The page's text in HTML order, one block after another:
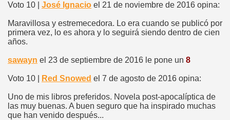
Voto 10 | José Ignacio el 21 de noviembre de 2016 opina:
Maravillosa y estremecedora. Lo era cuando se publicó por
primera vez, lo es ahora y lo seguirá siendo dentro de cien
años.
sawayn el 23 de septiembre de 2016 le pone un 8
Voto 10 | Red Snowed el 7 de agosto de 2016 opina:
Uno de mis libros preferidos. Novela post-apocalíptica de
las muy buenas. A buen seguro que ha inspirado muchas
que han venido después...